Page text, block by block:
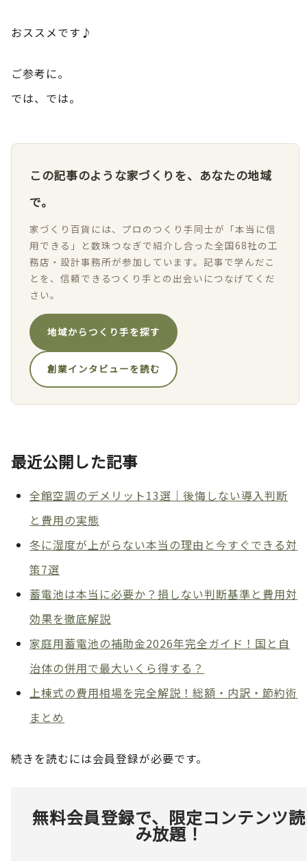
おススメです♪
ご参考に。
では、では。
この記事のような家づくりを、あなたの地域
で。
家づくり百貨には、プロのつくり手同士が「本当に信
用できる」と数珠つなぎで紹介し合った全国68社の工
務店・設計事務所が参加しています。記事で学んだこ
とを、信頼できるつくり手との出会いにつなげてくだ
さい。
地域からつくり手を探す
創業インタビューを読む
最近公開した記事
全館空調のデメリット13選｜後悔しない導入判断
と費用の実態
冬に湿度が上がらない本当の理由と今すぐできる対
策7選
蓄電池は本当に必要か？損しない判断基準と費用対
効果を徹底解説
家庭用蓄電池の補助金2026年完全ガイド！国と自
治体の併用で最大いくら得する？
上棟式の費用相場を完全解説！総額・内訳・節約術
まとめ
続きを読むには会員登録が必要です。
無料会員登録で、限定コンテンツ読
み放題！